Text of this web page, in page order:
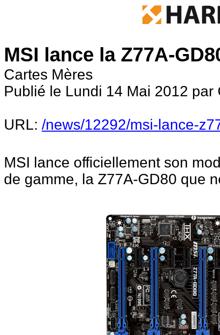
MSI lance la Z77A-
Cartes Mères
Publié le Lundi 14 Mai 2012 par
URL: /news/12292/msi-lance-
MSI lance officiellement son
de gamme, la Z77A-GD80 que